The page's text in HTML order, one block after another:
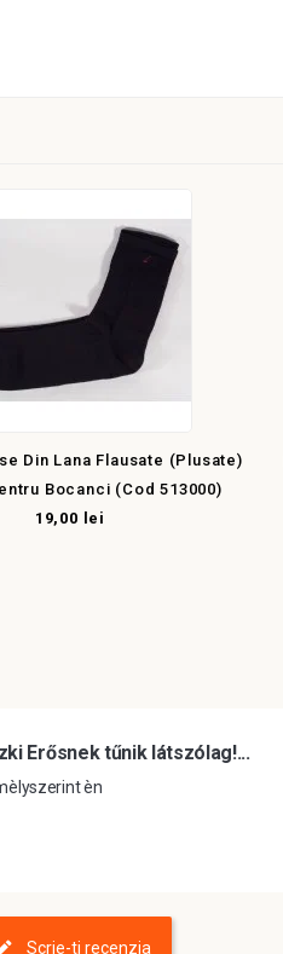
Din Lana Flausate (plusate)
Bocanci (cod 513000)
19,00 lei
Erősnek tűnik látszólag!...
èn
Scrie-ti recenzia